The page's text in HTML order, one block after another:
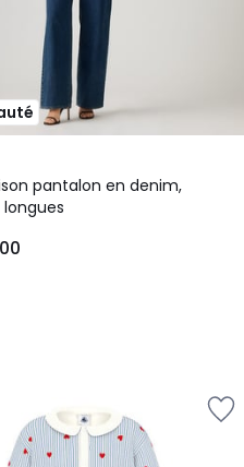
pantalon en denim,